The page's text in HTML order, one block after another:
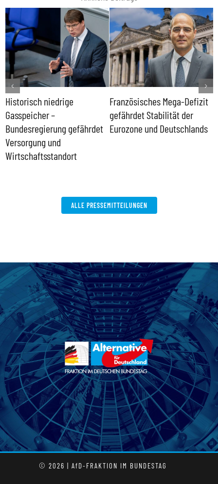
Historisch niedrige
Gasspeicher –
Bundesregierung gefährdet
Versorgung und
Wirtschaftsstandort
Französisches Mega-Defizit
gefährdet Stabilität der
Eurozone und Deutschlands
ALLE PRESSEMITTEILUNGEN
© 2026 | AfD-FRAKTION IM BUNDESTAG